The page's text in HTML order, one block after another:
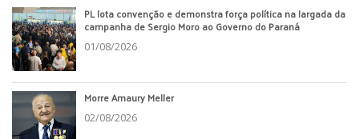
PL lota convenção e demonstra força política na largada da
campanha de Sergio Moro ao Governo do Paraná
01/08/2026
Morre Amaury Meller
02/08/2026